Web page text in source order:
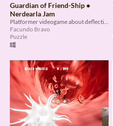
Guardian of Friend-Ship •
Nerdearla Jam
Facundo Bravo
Puzzle